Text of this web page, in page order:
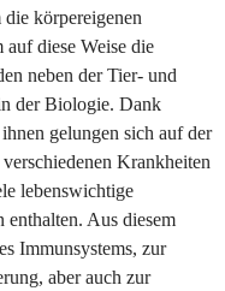
körpereigenen
diese Weise die
neben der Tier- und
der Biologie. Dank
gelungen sich auf der
Krankheiten
lebenswichtige
Aus diesem
Immunsystems, zur
aber auch zur